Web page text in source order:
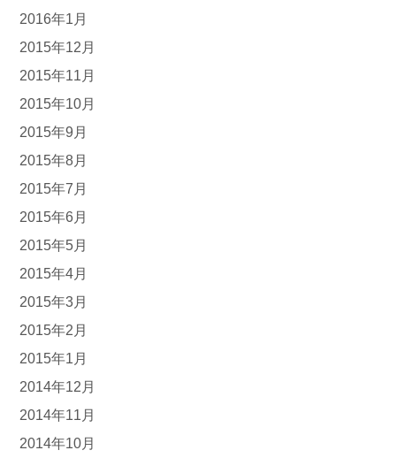
2016年1月
2015年12月
2015年11月
2015年10月
2015年9月
2015年8月
2015年7月
2015年6月
2015年5月
2015年4月
2015年3月
2015年2月
2015年1月
2014年12月
2014年11月
2014年10月